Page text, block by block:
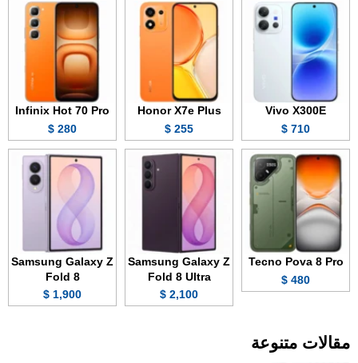
Vivo X300E
710 $
Honor X7e Plus
255 $
Infinix Hot 70 Pro
280 $
Tecno Pova 8 Pro
480 $
Samsung Galaxy Z
Fold 8 Ultra
2,100 $
Samsung Galaxy Z
Fold 8
1,900 $
مقالات متنوعة